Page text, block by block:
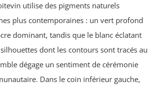
utilise des pigments naturels
plus contemporaines : un vert profond
dominant, tandis que le blanc éclatant
dont les contours sont tracés au
dégage un sentiment de cérémonie
Dans le coin inférieur gauche,